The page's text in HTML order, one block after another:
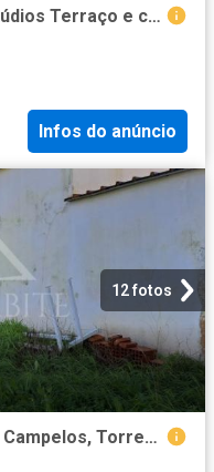
Moradia T3+3 com amplos estúdios Terraço e churrasqueira Ótima exposição solar e vista desafogada Campelos
Infos do anúncio
12 fotos
Moradia T3 para restaurar em Campelos, Torres Vedras